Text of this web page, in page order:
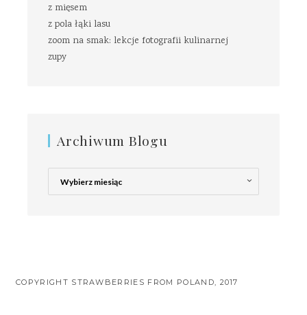
z mięsem
z pola łąki lasu
zoom na smak: lekcje fotografii kulinarnej
zupy
Archiwum Blogu
Archiwum
Blogu
COPYRIGHT STRAWBERRIES FROM POLAND, 2017